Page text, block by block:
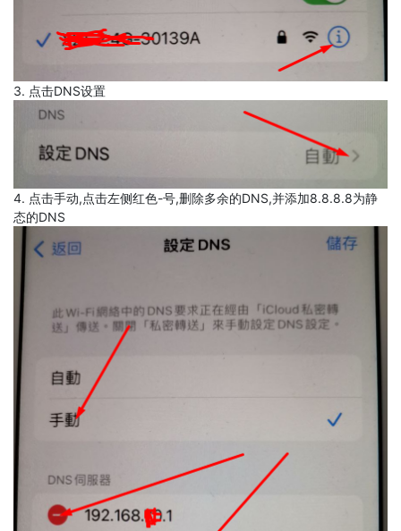
3. 点击DNS设置
4. 点击手动,点击左侧红色-号,删除多余的DNS,并添加8.8.8.8为静
态的DNS